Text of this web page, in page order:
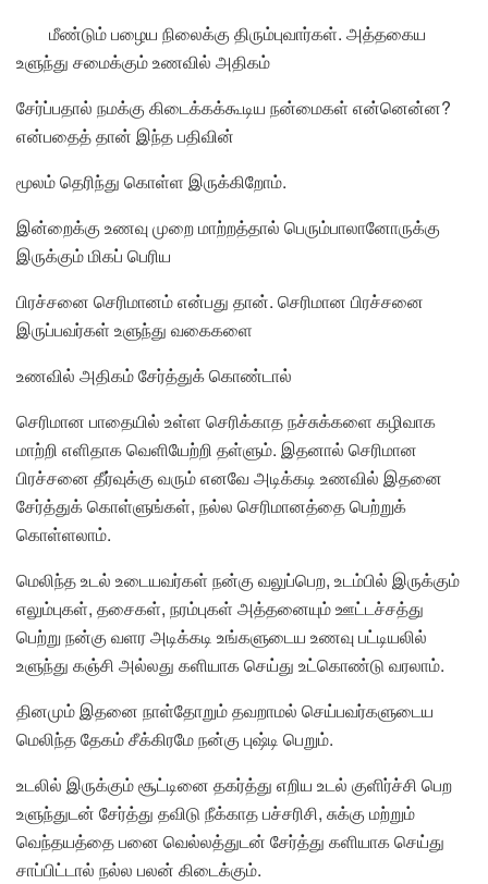
மீண்டும் பழைய நிலைக்கு திரும்புவார்கள். அத்தகைய
உளுந்து சமைக்கும் உணவில் அதிகம்
சேர்ப்பதால் நமக்கு கிடைக்கக்கூடிய நன்மைகள் என்னென்ன?
என்பதைத் தான் இந்த பதிவின்
மூலம் தெரிந்து கொள்ள இருக்கிறோம்.
இன்றைக்கு உணவு முறை மாற்றத்தால் பெரும்பாலானோருக்கு
இருக்கும் மிகப் பெரிய
பிரச்சனை செரிமானம் என்பது தான். செரிமான பிரச்சனை
இருப்பவர்கள் உளுந்து வகைகளை
உணவில் அதிகம் சேர்த்துக் கொண்டால்
செரிமான பாதையில் உள்ள செரிக்காத நச்சுக்களை கழிவாக
மாற்றி எளிதாக வெளியேற்றி தள்ளும். இதனால் செரிமான
பிரச்சனை தீர்வுக்கு வரும் எனவே அடிக்கடி உணவில் இதனை
சேர்த்துக் கொள்ளுங்கள், நல்ல செரிமானத்தை பெற்றுக்
கொள்ளலாம்.
மெலிந்த உடல் உடையவர்கள் நன்கு வலுப்பெற, உடம்பில் இருக்கும்
எலும்புகள், தசைகள், நரம்புகள் அத்தனையும் ஊட்டச்சத்து
பெற்று நன்கு வளர அடிக்கடி உங்களுடைய உணவு பட்டியலில்
உளுந்து கஞ்சி அல்லது களியாக செய்து உட்கொண்டு வரலாம்.
தினமும் இதனை நாள்தோறும் தவறாமல் செய்பவர்களுடைய
மெலிந்த தேகம் சீக்கிரமே நன்கு புஷ்டி பெறும்.
உடலில் இருக்கும் சூட்டினை தகர்த்து எறிய உடல் குளிர்ச்சி பெற
உளுந்துடன் சேர்த்து தவிடு நீக்காத பச்சரிசி, சுக்கு மற்றும்
வெந்தயத்தை பனை வெல்லத்துடன் சேர்த்து களியாக செய்து
சாப்பிட்டால் நல்ல பலன் கிடைக்கும்.